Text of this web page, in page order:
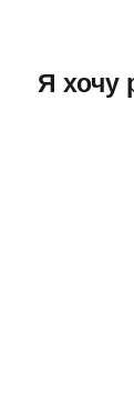
Я хочу